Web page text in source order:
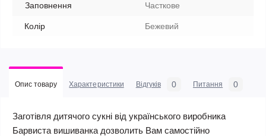
Заповнення Часткове
Колір Бежевий
Опис товару Характеристики Відгуків 0 Питання 0
Заготівля дитячого сукні від українського виробника
Барвиста вишиванка дозволить Вам самостійно